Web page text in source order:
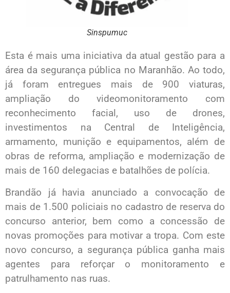
Sinspumuc
Esta é mais uma iniciativa da atual gestão para a
área da segurança pública no Maranhão. Ao todo,
já foram entregues mais de 900 viaturas,
ampliação do videomonitoramento com
reconhecimento facial, uso de drones,
investimentos na Central de Inteligência,
armamento, munição e equipamentos, além de
obras de reforma, ampliação e modernização de
mais de 160 delegacias e batalhões de polícia.
Brandão já havia anunciado a convocação de
mais de 1.500 policiais no cadastro de reserva do
concurso anterior, bem como a concessão de
novas promoções para motivar a tropa. Com este
novo concurso, a segurança pública ganha mais
agentes para reforçar o monitoramento e
patrulhamento nas ruas.